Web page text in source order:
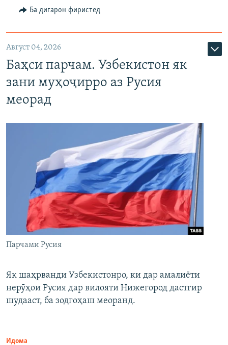
Ба дигарон фиристед
Август 04, 2026
Баҳси парчам. Узбекистон як
зани муҳоҷирро аз Русия
меорад
Парчами Русия
Як шаҳрванди Узбекистонро, ки дар амалиёти
нерӯҳои Русия дар вилояти Нижегород дастгир
шудааст, ба зодгоҳаш меоранд.
Идома